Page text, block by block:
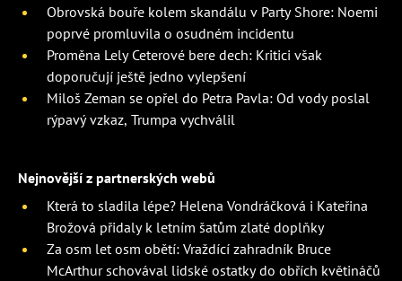
Obrovská bouře kolem skandálu v Party Shore: Noemi
poprvé promluvila o osudném incidentu
Proměna Lely Ceterové bere dech: Kritici však
doporučují ještě jedno vylepšení
Miloš Zeman se opřel do Petra Pavla: Od vody poslal
rýpavý vzkaz, Trumpa vychválil
Nejnovější z partnerských webů
Která to sladila lépe? Helena Vondráčková i Kateřina
Brožová přidaly k letním šatům zlaté doplňky
Za osm let osm obětí: Vraždící zahradník Bruce
McArthur schovával lidské ostatky do obřích květináčů